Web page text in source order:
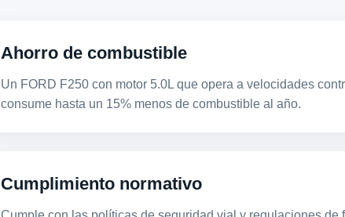
Ahorro de combustible
Un FORD F250 con motor 5.0L que opera a velocidades
consume hasta un 15% menos de combustible al año.
Cumplimiento normativo